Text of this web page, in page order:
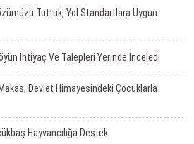
Tuttuk, Yol Standartlara Uygun
Ihtiyaç Ve Talepleri Yerinde Inceledi
Devlet Himayesindeki Çocuklarla
Hayvancılığa Destek